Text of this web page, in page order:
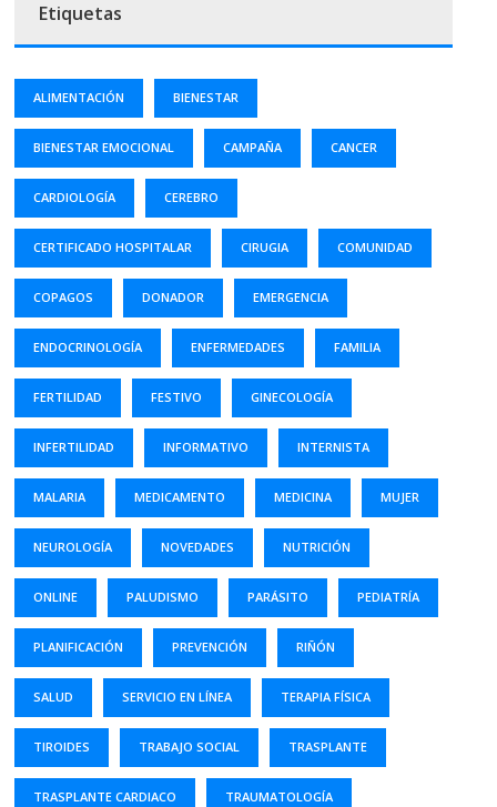
Etiquetas
ALIMENTACIÓN BIENESTAR
BIENESTAR EMOCIONAL CAMPAÑA CANCER
CARDIOLOGÍA CEREBRO
CERTIFICADO HOSPITALAR CIRUGIA COMUNIDAD
COPAGOS DONADOR EMERGENCIA
ENDOCRINOLOGÍA ENFERMEDADES FAMILIA
FERTILIDAD FESTIVO GINECOLOGÍA
INFERTILIDAD INFORMATIVO INTERNISTA
MALARIA MEDICAMENTO MEDICINA MUJER
NEUROLOGÍA NOVEDADES NUTRICIÓN
ONLINE PALUDISMO PARÁSITO PEDIATRÍA
PLANIFICACIÓN PREVENCIÓN RIÑÓN
SALUD SERVICIO EN LÍNEA TERAPIA FÍSICA
TIROIDES TRABAJO SOCIAL TRASPLANTE
TRASPLANTE CARDIACO TRAUMATOLOGÍA